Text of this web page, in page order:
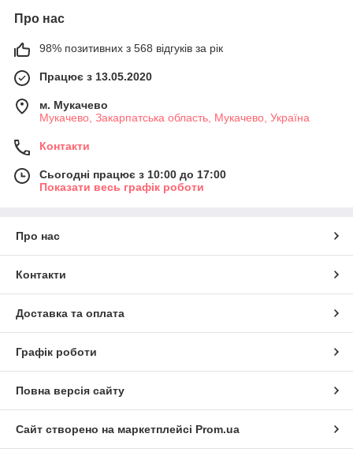
Про нас
98% позитивних з 568 відгуків за рік
Працює з 13.05.2020
м. Мукачево
Мукачево, Закарпатська область, Мукачево, Україна
Контакти
Сьогодні працює з 10:00 до 17:00
Показати весь графік роботи
Про нас
Контакти
Доставка та оплата
Графік роботи
Повна версія сайту
Сайт створено на маркетплейсі Prom.ua